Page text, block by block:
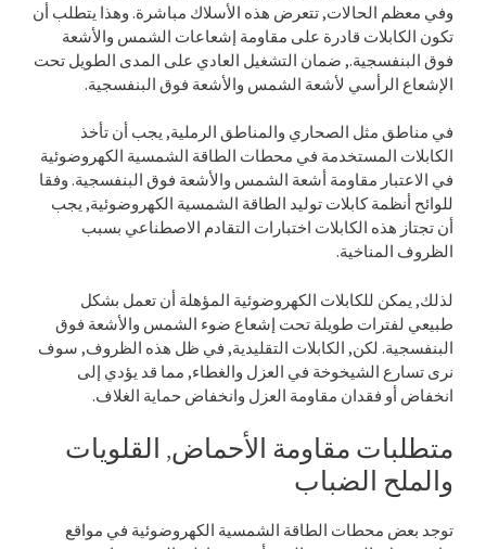
وفي معظم الحالات, تتعرض هذه الأسلاك مباشرة. وهذا يتطلب أن
تكون الكابلات قادرة على مقاومة إشعاعات الشمس والأشعة
فوق البنفسجية., ضمان التشغيل العادي على المدى الطويل تحت
الإشعاع الرأسي لأشعة الشمس والأشعة فوق البنفسجية.
في مناطق مثل الصحاري والمناطق الرملية, يجب أن تأخذ
الكابلات المستخدمة في محطات الطاقة الشمسية الكهروضوئية
في الاعتبار مقاومة أشعة الشمس والأشعة فوق البنفسجية. وفقا
للوائح أنظمة كابلات توليد الطاقة الشمسية الكهروضوئية, يجب
أن تجتاز هذه الكابلات اختبارات التقادم الاصطناعي بسبب
الظروف المناخية.
لذلك, يمكن للكابلات الكهروضوئية المؤهلة أن تعمل بشكل
طبيعي لفترات طويلة تحت إشعاع ضوء الشمس والأشعة فوق
البنفسجية. لكن, الكابلات التقليدية, في ظل هذه الظروف, سوف
نرى تسارع الشيخوخة في العزل والغطاء, مما قد يؤدي إلى
انخفاض أو فقدان مقاومة العزل وانخفاض حماية الغلاف.
متطلبات مقاومة الأحماض, القلويات
والملح الضباب
توجد بعض محطات الطاقة الشمسية الكهروضوئية في مواقع